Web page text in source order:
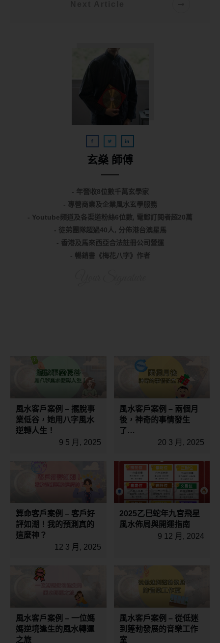
玄燊 師傅
- 年營收8位數千萬玄學家
- 專營商業及企業風水玄學服務
- Youtube頻道及各渠道粉絲6位數, 電郵訂閱者超20萬
- 徒弟團隊超過40人, 分佈港台澳星馬
- 香港及馬來西亞合法註冊公司營運
- 暢銷書《梅花八字》作者
風水客戶案例 – 擺脫事
業低谷，她用八字風水
逆轉人生！
9 5 月, 2025
風水客戶案例 – 兩個月
後，神奇的事情發生
了…
20 3 月, 2025
算命客戶案例 – 客戶好
評如潮！我的預測真的
這麼神？
12 3 月, 2025
2025乙巳蛇年九宮飛星
風水佈局與開運指南
9 12 月, 2024
風水客戶案例 – 一位媽
媽逆境逢生的風水轉運
之旅
風水客戶案例 – 從低迷
到蓬勃發展的音樂工作
室